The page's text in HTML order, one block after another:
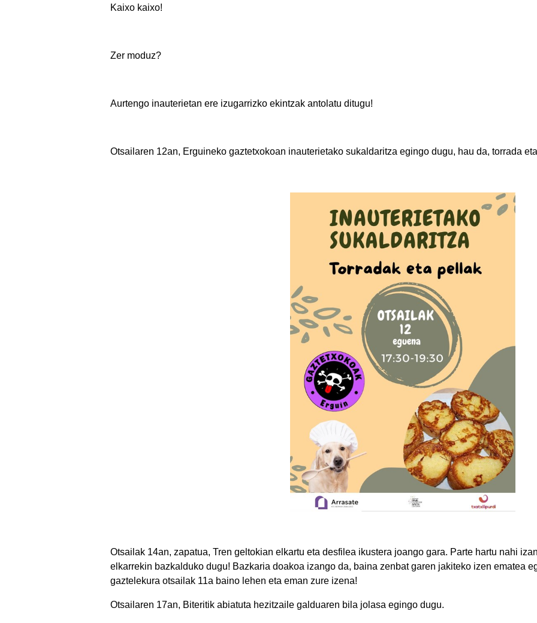
Kaixo kaixo!
Zer moduz?
Aurtengo inauterietan ere izugarrizko ekintzak antolatu ditugu!
Otsailaren 12an, Erguineko gaztetxokoan inauterietako sukaldaritza egingo dugu, hau da, torrada
Otsailak 14an, zapatua, Tren geltokian elkartu eta desfilea ikustera joango gara. Parte hartu nahi
elkarrekin bazkalduko dugu! Bazkaria doakoa izango da, baina zenbat garen jakiteko izen ematea
gaztelekura otsailak 11a baino lehen eta eman zure izena!
Otsailaren 17an, Biteritik abiatuta hezitzaile galduaren bila jolasa egingo dugu.